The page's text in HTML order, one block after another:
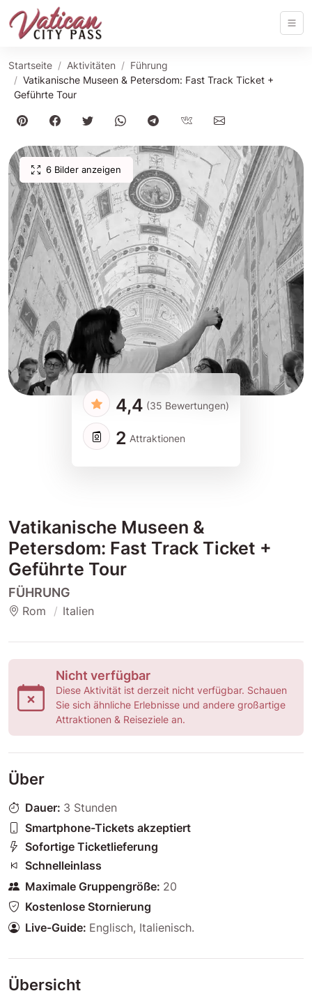
Startseite Aktivitäten
Führung
Vatikanische Museen & Petersdom: Fast Track Ticket +
Geführte Tour
6 Bilder anzeigen
4,4 (35 Bewertungen)
2 Attraktionen
Vatikanische Museen &
Petersdom: Fast Track Ticket +
Geführte Tour
FÜHRUNG
Rom Italien
Nicht verfügbar
Diese Aktivität ist derzeit nicht verfügbar. Schauen
Sie sich ähnliche Erlebnisse und andere großartige
Attraktionen & Reiseziele an.
Über
Dauer: 3 Stunden
Smartphone-Tickets akzeptiert
Sofortige Ticketlieferung
Schnelleinlass
Maximale Gruppengröße: 20
Kostenlose Stornierung
Live-Guide: Englisch, Italienisch.
Übersicht